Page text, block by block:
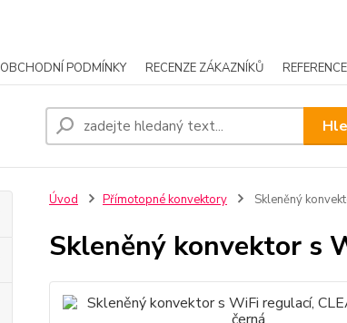
OBCHODNÍ PODMÍNKY RECENZE ZÁKAZNÍKŮ REFERENCE
Úvod Přímotopné konvektory Skleněný
Skleněný konvektor s